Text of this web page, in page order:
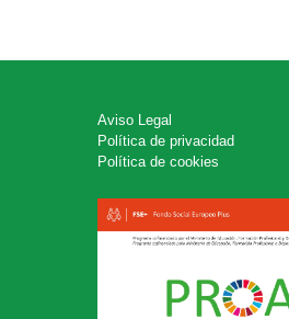
Aviso Legal
Política de privacidad
Política de cookies